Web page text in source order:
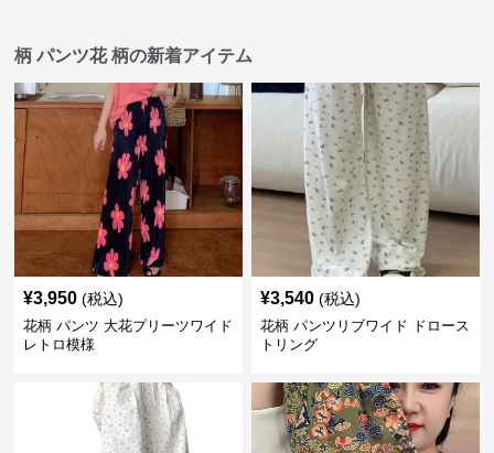
柄 パンツ花 柄の新着アイテム
¥3,950 (税込)
花柄 パンツ 大花プリーツワイド
レトロ模様
¥3,540 (税込)
花柄 パンツリブワイド ドロース
トリング